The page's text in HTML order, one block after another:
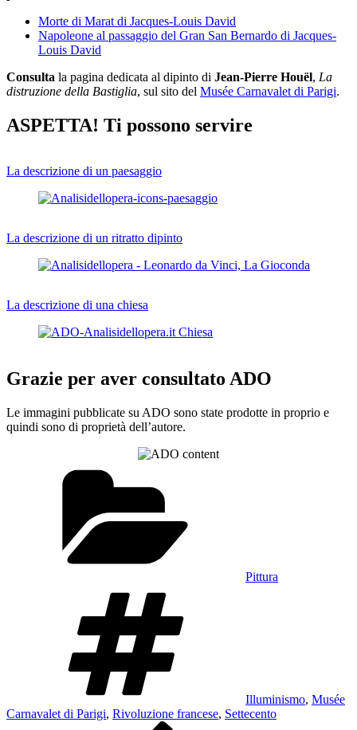
Morte di Marat di Jacques-Louis David
Napoleone al passaggio del Gran San Bernardo di Jacques-
Louis David
Consulta la pagina dedicata al dipinto di Jean-Pierre Houël, La
distruzione della Bastiglia, sul sito del Musée Carnavalet di Parigi.
ASPETTA! Ti possono servire
La descrizione di un paesaggio
La descrizione di un ritratto dipinto
La descrizione di una chiesa
Grazie per aver consultato ADO
Le immagini pubblicate su ADO sono state prodotte in proprio e
quindi sono di proprietà dell’autore.
Pittura
Illuminismo, Musée
Carnavalet di Parigi, Rivoluzione francese, Settecento